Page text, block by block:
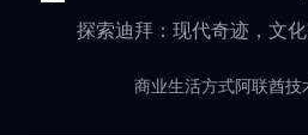
探索迪拜：现代奇迹，文化
商业生活方式阿联酋技